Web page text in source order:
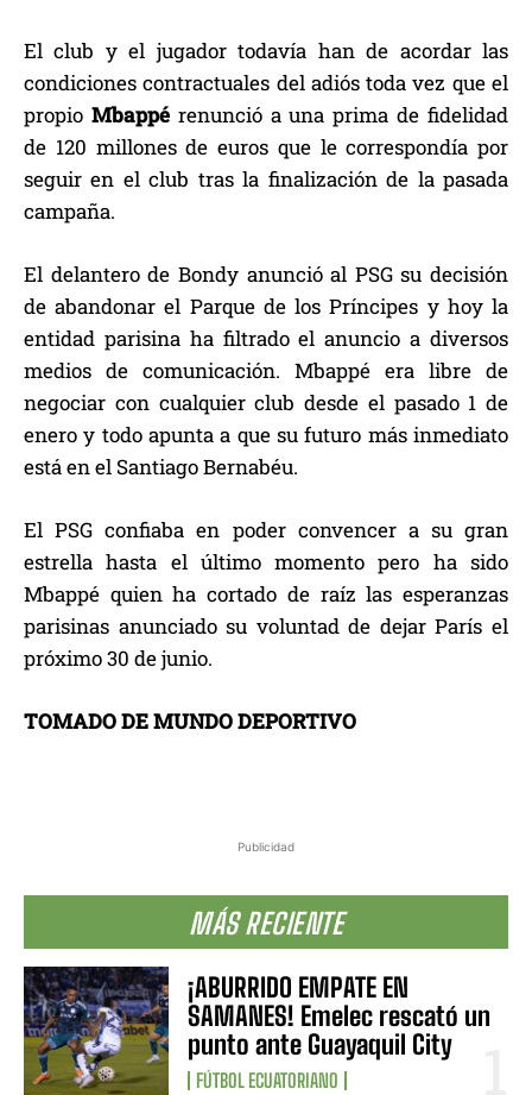
Publicidad
MÁS RECIENTE
¡ABURRIDO EMPATE EN
SAMANES! Emelec rescató un
punto ante Guayaquil City
FÚTBOL ECUATORIANO
El club y el jugador todavía han de acordar las
condiciones contractuales del adiós toda vez que el
propio Mbappé renunció a una prima de fidelidad
de 120 millones de euros que le correspondía por
seguir en el club tras la finalización de la pasada
campaña.
El delantero de Bondy anunció al PSG su decisión
de abandonar el Parque de los Príncipes y hoy la
entidad parisina ha filtrado el anuncio a diversos
medios de comunicación. Mbappé era libre de
negociar con cualquier club desde el pasado 1 de
enero y todo apunta a que su futuro más inmediato
está en el Santiago Bernabéu.
El PSG confiaba en poder convencer a su gran
estrella hasta el último momento pero ha sido
Mbappé quien ha cortado de raíz las esperanzas
parisinas anunciado su voluntad de dejar París el
próximo 30 de junio.
TOMADO DE MUNDO DEPORTIVO